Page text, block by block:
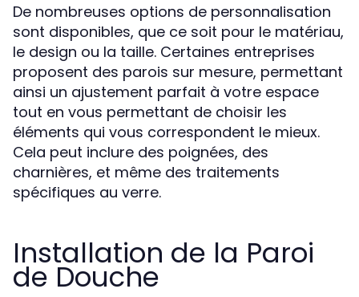
De nombreuses options de personnalisation
sont disponibles, que ce soit pour le matériau,
le design ou la taille. Certaines entreprises
proposent des parois sur mesure, permettant
ainsi un ajustement parfait à votre espace
tout en vous permettant de choisir les
éléments qui vous correspondent le mieux.
Cela peut inclure des poignées, des
charnières, et même des traitements
spécifiques au verre.
Installation de la Paroi
de Douche